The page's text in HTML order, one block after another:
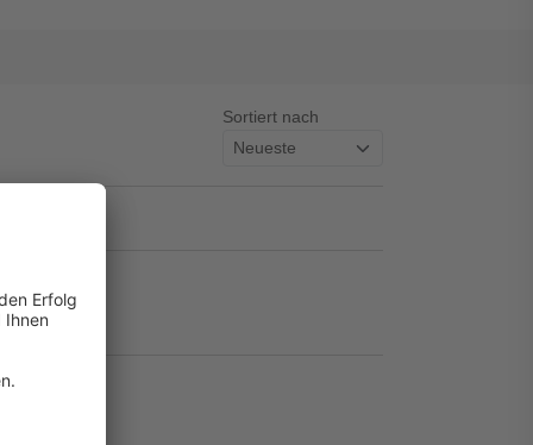
Sortiert nach